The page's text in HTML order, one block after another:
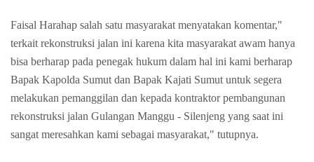
Faisal Harahap salah satu masyarakat menyatakan komentar,"
terkait rekonstruksi jalan ini karena kita masyarakat awam hanya
bisa berharap pada penegak hukum dalam hal ini kami berharap
Bapak Kapolda Sumut dan Bapak Kajati Sumut untuk segera
melakukan pemanggilan dan kepada kontraktor pembangunan
rekonstruksi jalan Gulangan Manggu - Silenjeng yang saat ini
sangat meresahkan kami sebagai masyarakat," tutupnya.